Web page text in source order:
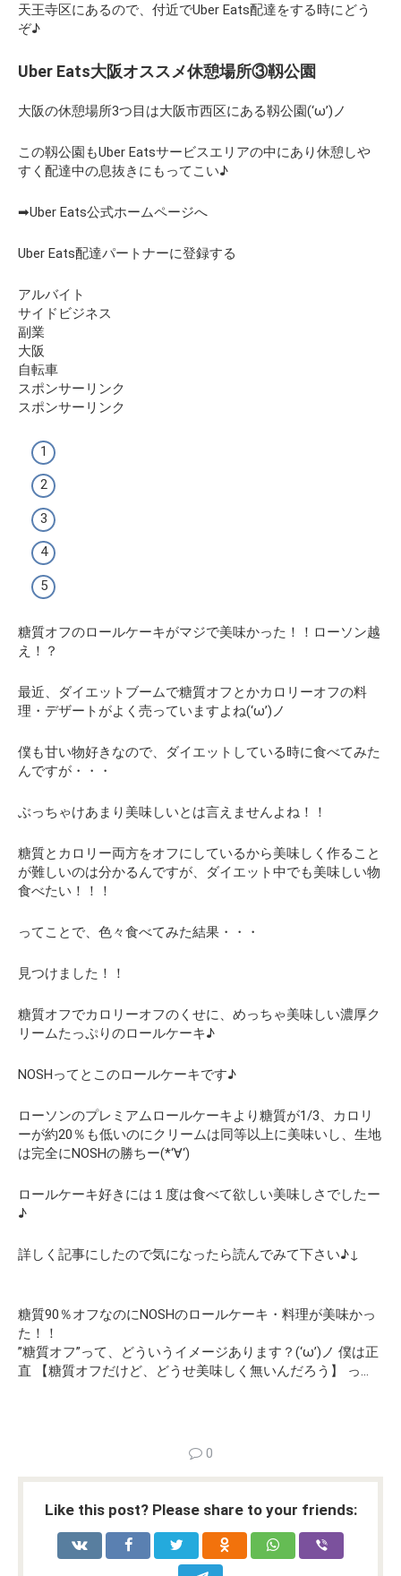
天王寺区にあるので、付近でUber Eats配達をする時にどう
ぞ♪
Uber Eats大阪オススメ休憩場所③靱公園
大阪の休憩場所3つ目は大阪市西区にある靱公園(‘ω’)ノ
この靱公園もUber Eatsサービスエリアの中にあり休憩しや
すく配達中の息抜きにもってこい♪
➡Uber Eats公式ホームページへ
Uber Eats配達パートナーに登録する
アルバイト
サイドビジネス
副業
大阪
自転車
スポンサーリンク
スポンサーリンク
糖質オフのロールケーキがマジで美味かった！！ローソン越
え！？
最近、ダイエットブームで糖質オフとかカロリーオフの料
理・デザートがよく売っていますよね(‘ω’)ノ
僕も甘い物好きなので、ダイエットしている時に食べてみた
んですが・・・
ぶっちゃけあまり美味しいとは言えませんよね！！
糖質とカロリー両方をオフにしているから美味しく作ること
が難しいのは分かるんですが、
ダイエット中でも美味しい物
食べたい！！！
ってことで、色々食べてみた結果・・・
見つけました！！
糖質オフでカロリーオフのくせに、めっちゃ美味しい濃厚ク
リームたっぷりのロールケーキ♪
NOSHってとこのロールケーキです♪
ローソンのプレミアムロールケーキより糖質が1/3、カロリ
ーが約20％も低いのにクリームは同等以上に美味いし、生地
は完全にNOSHの勝ちー(*‘∀‘)
ロールケーキ好きには１度は食べて欲しい美味しさでしたー
♪
詳しく記事にしたので気になったら読んでみて下さい♪↓
糖質90％オフなのにNOSHのロールケーキ・料理が美味かっ
た！！
”糖質オフ”って、どういうイメージあります？(‘ω’)ノ 僕は正
直 【糖質オフだけど、どうせ美味しく無いんだろう】 っ…
0
Like this post? Please share to your friends: